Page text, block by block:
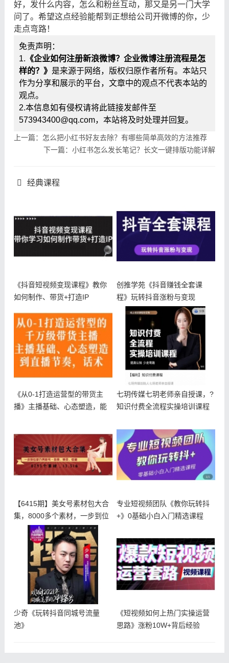
好，发什么内容，怎么和粉丝互动，那又是另一门大学
问了。希望这点经验能帮到正想给公司开微博的你，少
走点弯路！
免责声明：
1. 《企业如何注册新浪微博？企业微博注册流程是怎
样的？》 是来源于网络，版权归原作者所有。本站只
作为分享和展示的平台，文章中的观点不代表本站的
观点。
2.本信息如有侵权请将此链接发邮件至
573943400@qq.com，本站将及时处理并回复。
上一篇：怎么把小红书好友去除？有哪些简单高效的方法推荐
下一篇：小红书怎么发长笔记？长文一键排版功能详解
经典课程
《抖音短视频变现课程》教你
如何制作、带货+打造IP
创推学苑《抖音赚钱全套课
程》玩转抖音涨粉与变现
《从0-1打造运营型的带货主
播》主播基础、心态塑造，能
七玥传媒七玥老师亲自授课，?
知识付费全流程实操培训课程
【6415期】美女号素材包大合
集，8000多个素材，一步到位
专业短视频团队《教你玩转抖
+》0基础小白入门精选课程
少奇《玩转抖音同城号流量
池》
《短视频如何上热门实操运营
思路》涨粉10W+背后经验